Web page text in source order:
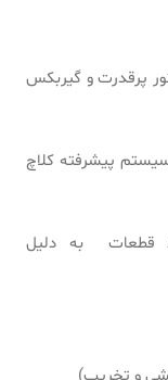
پرقدرت و گیربکس
پیشرفته کلاچ
قطعات به دلیل